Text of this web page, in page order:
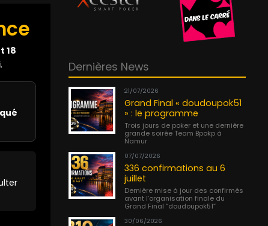
18
. Dernières News
21/07/2026
Grand Final « doudoupok51
» : le programme
Trois jours de poker et une dernière
grande soirée Team Bpokp à
Namur
07/07/2026
336 confirmations au 6
juillet
Dernière mise à jour des confirmés
avant l’organisation finale du
Grand Final “doudoupok51”
30/06/2026